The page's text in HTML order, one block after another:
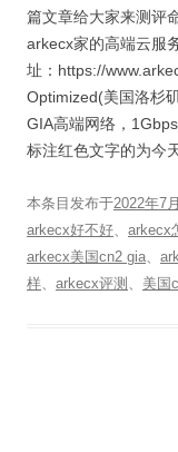
篇文章给大家来测评
arkecx家的高端云服
址：https://
Optimized(美国洛杉
GIA高端网络，
标注红色文字的为今
本条目发布于2022年7
arkecx好不好、 arkecx
arkecx美国cn2 gia、
样、 arkecx评测 、 美国